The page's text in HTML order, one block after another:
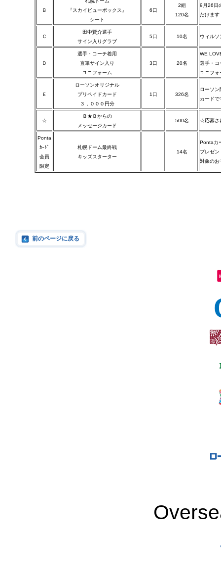
Ｂ
『スカイビューボックス』
シート
6口
2組
120名
9月26日
だけます
Ｃ
田中賢介選手
サイン入りグラブ
5口 10名 ウィル
Ｄ
選手・コーチ着用
直筆サイン入り
ユニフォーム
3口 20名
WE
選手・コ
ユニフォ
Ｅ
ローソンオリジナル
プリペイドカード
３，０００円分
1口 326名
ローソ
カードで
☆
Ｂ★Ｂからの
メッセージカード
500名 ☆応募さ
Ponta
ｶｰﾄﾞ
会員
限定
札幌ドーム最終戦
キッズスターター
14名
Pontaカ
プレゼン
対象の
前のページに戻る